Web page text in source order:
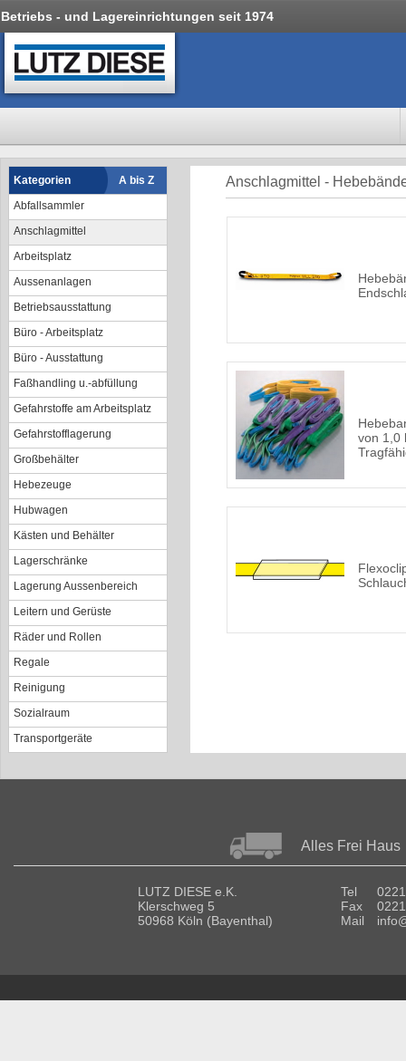
Betriebs - und Lagereinrichtungen seit 1974
Kategorien
A bis Z
Abfallsammler
Anschlagmittel
Arbeitsplatz
Aussenanlagen
Betriebsausstattung
Büro - Arbeitsplatz
Büro - Ausstattung
Faßhandling u.-abfüllung
Gefahrstoffe am Arbeitsplatz
Gefahrstofflagerung
Großbehälter
Hebezeuge
Hubwagen
Kästen und Behälter
Lagerschränke
Lagerung Aussenbereich
Leitern und Gerüste
Räder und Rollen
Regale
Reinigung
Sozialraum
Transportgeräte
Anschlagmittel -
von 1,0
Alles Frei Haus
LUTZ DIESE e.K.
Klerschweg 5
50968 Köln (Bayenthal)
Tel
Fax
Mail